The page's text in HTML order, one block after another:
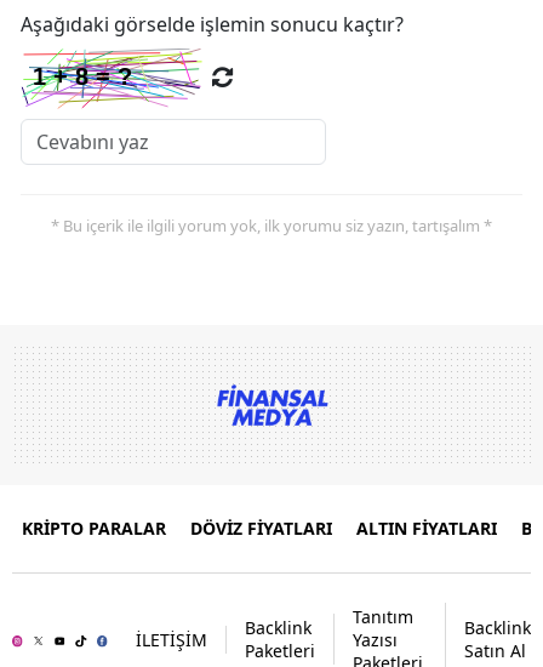
Aşağıdaki görselde işlemin sonucu kaçtır?
* Bu içerik ile ilgili yorum yok, ilk yorumu siz yazın, tartışalım *
KRİPTO PARALAR DÖVİZ FİYATLARI ALTIN FİYATLARI
İLETİŞİM
Backlink
Paketleri
Tanıtım
Yazısı
Backlink
Satın Al